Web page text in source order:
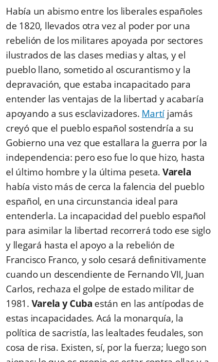
Había un abismo entre los liberales españoles
de 1820, llevados otra vez al poder por una
rebelión de los militares apoyada por sectores
ilustrados de las clases medias y altas, y el
pueblo llano, sometido al oscurantismo y la
depravación, que estaba incapacitado para
entender las ventajas de la libertad y acabaría
apoyando a sus esclavizadores. Martí jamás
creyó que el pueblo español sostendría a su
Gobierno una vez que estallara la guerra por la
independencia: pero eso fue lo que hizo, hasta
el último hombre y la última peseta. Varela
había visto más de cerca la falencia del pueblo
español, en una circunstancia ideal para
entenderla. La incapacidad del pueblo español
para asimilar la libertad recorrerá todo ese siglo
y llegará hasta el apoyo a la rebelión de
Francisco Franco, y solo cesará definitivamente
cuando un descendiente de Fernando VII, Juan
Carlos, rechaza el golpe de estado militar de
1981. Varela y Cuba están en las antípodas de
estas incapacidades. Acá la monarquía, la
política de sacristía, las lealtades feudales, son
cosa de risa. Existen, sí, por la fuerza; luego son